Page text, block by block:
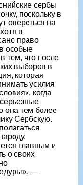
сербы
поскольку в
опереться на
в
право
особые
том, что после
выборов в
которая
усилия
когда
она тем более
Сербскую.
главным и
о своих
—